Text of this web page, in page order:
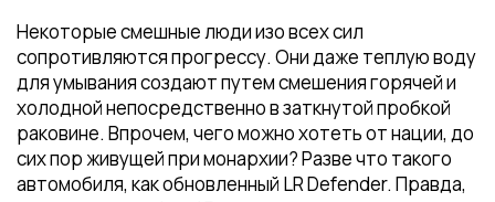
Некоторые смешные люди изо всех сил
сопротивляются прогрессу. Они даже теплую воду
для умывания создают путем смешения горячей и
холодной непосредственно в заткнутой пробкой
раковине. Впрочем, чего можно хотеть от нации, до
сих пор живущей при монархии? Разве что такого
автомобиля, как обновленный LR Defender. Правда,